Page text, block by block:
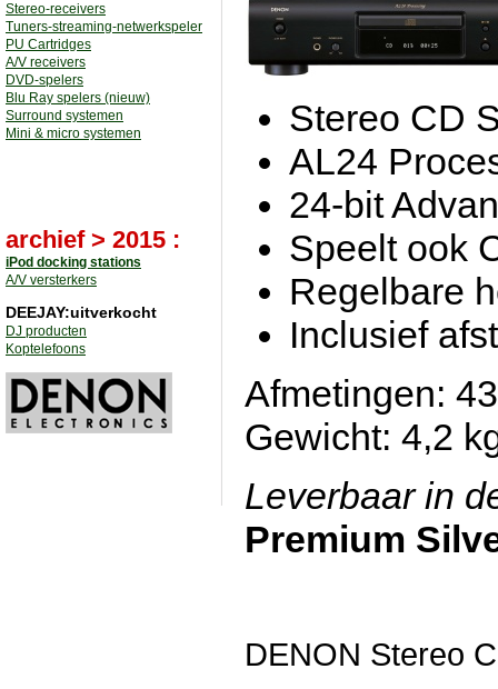
Stereo-receivers
Tuners-streaming-netwerkspeler
PU Cartridges
A/V receivers
DVD-spelers
Blu Ray spelers (nieuw)
Surround systemen
Mini & micro systemen
archief > 2015 :
iPod docking stations
A/V versterkers
DEEJAY:uitverkocht
DJ producten
Koptelefoons
Stereo CD
AL24
24-bit
Speelt ook
Regelbare
Inclusief
Afmetingen:
Gewicht: 4,2
Leverbaar in
Premium
DENON Stereo